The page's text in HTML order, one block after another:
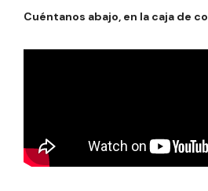
Cuéntanos abajo, en la caja de